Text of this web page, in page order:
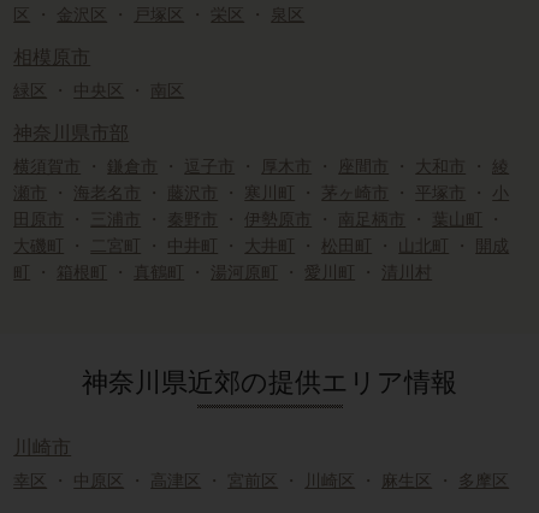
区
・ 金沢区 ・ 戸塚区 ・ 栄区 ・ 泉区
相模原市
緑区 ・ 中央区 ・ 南区
神奈川県市部
横須賀市 ・ 鎌倉市 ・ 逗子市 ・ 厚木市 ・ 座間市 ・ 大和市 ・ 綾
瀬市
・ 海老名市 ・ 藤沢市 ・ 寒川町 ・ 茅ヶ崎市 ・ 平塚市 ・ 小
田原市
・ ・ 秦野市 ・ 伊勢原市 ・ 南足柄市 ・ 葉山町
・
大磯町
・ 二宮町 ・ 中井町 ・ 大井町 ・ 松田町 ・ 山北町 ・ 開成
町
・ 箱根町 ・ 真鶴町 ・ 湯河原町 ・ 愛川町 ・ 清川村
神奈川県近郊の提供エリア情報
川崎市
幸区 ・ 中原区 ・ 高津区 ・ 宮前区 ・ 川崎区 ・ 麻生区 ・ 多摩区